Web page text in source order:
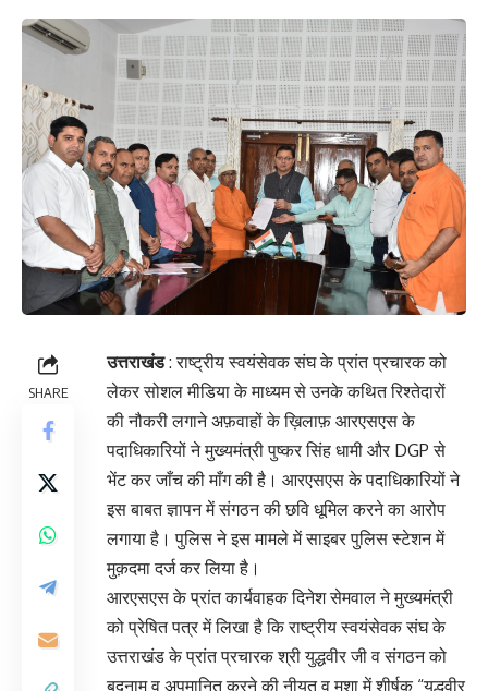
SHARE
उत्तराखंड: राष्ट्रीय स्वयंसेवक संघ के प्रांत प्रचारक को
लेकर सोशल मीडिया के माध्यम से उनके कथित रिश्तेदारों
की नौकरी लगाने अफ़वाहों के ख़िलाफ़ आरएसएस के
पदाधिकारियों ने मुख्यमंत्री पुष्कर सिंह धामी और DGP से
भेंट कर जाँच की माँग की है। आरएसएस के पदाधिकारियों ने
इस बाबत ज्ञापन में संगठन की छवि धूमिल करने का आरोप
लगाया है। पुलिस ने इस मामले में साइबर पुलिस स्टेशन में
मुक़दमा दर्ज कर लिया है।
आरएसएस के प्रांत कार्यवाहक दिनेश सेमवाल ने मुख्यमंत्री
को प्रेषित पत्र में लिखा है कि राष्ट्रीय स्वयंसेवक संघ के
उत्तराखंड के प्रांत प्रचारक श्री युद्धवीर जी व संगठन को
बदनाम व अपमानित करने की नीयत व मशा में शीर्षक “युद्धवीर